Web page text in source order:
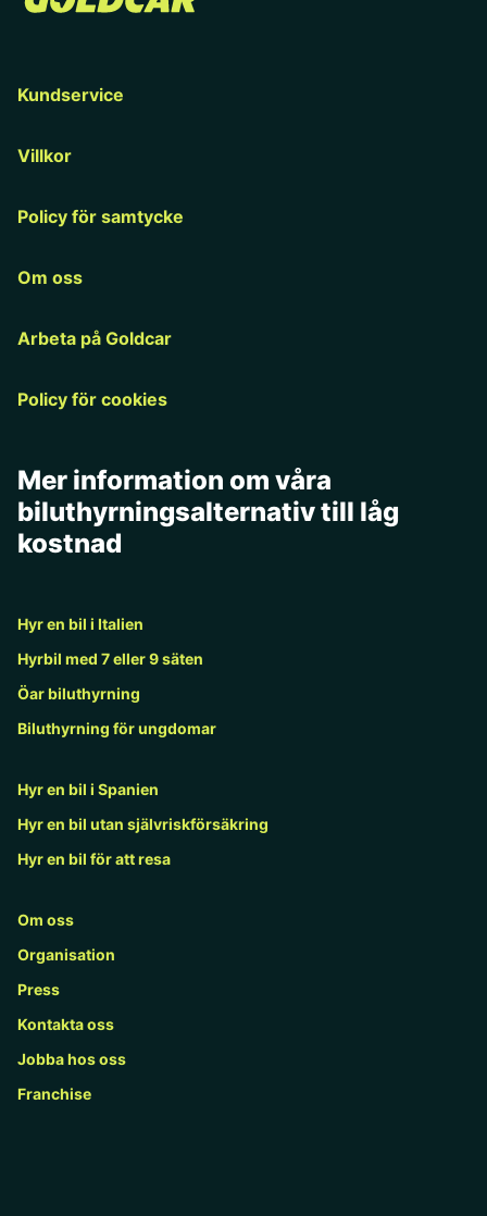
Kundservice
Villkor
Policy för samtycke
Om oss
Arbeta på Goldcar
Policy för cookies
Mer information om våra
biluthyrningsalternativ till låg
kostnad
Hyr en bil i Italien
Hyrbil med 7 eller 9 säten
Öar biluthyrning
Biluthyrning för ungdomar
Hyr en bil i Spanien
Hyr en bil utan självriskförsäkring
Hyr en bil för att resa
Om oss
Organisation
Press
Kontakta oss
Jobba hos oss
Franchise